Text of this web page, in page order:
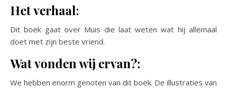
Het verhaal:
Dit boek gaat over Muis die laat weten wat hij allemaal
doet met zijn beste vriend.
Wat vonden wij ervan?:
We hebben enorm genoten van dit boek. De illustraties van